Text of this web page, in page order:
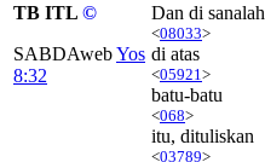
TB ITL ©
SABDAwebYos
8:32
Dan di sanalah
<08033>
di atas
<05921 >
batu-batu
<068>
itu, dituliskan
<03789>